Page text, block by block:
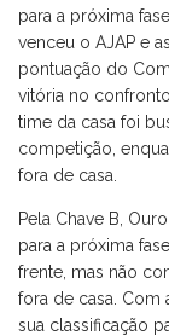
para a próxima
venceu o AJAP e
pontuação do
vitória no
time da casa foi
competição,
fora de casa.
Pela Chave B,
para a próxima
frente, mas não
fora de casa. Com
sua classificação